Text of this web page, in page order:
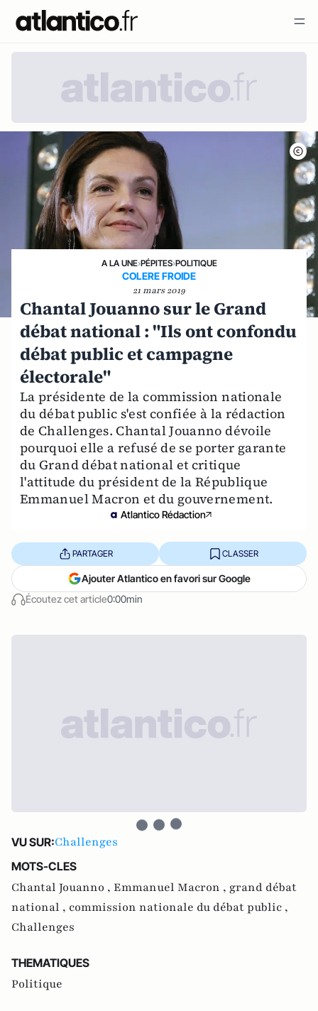
A LA UNE›PÉPITES›POLITIQUE
COLERE FROIDE
21 mars 2019
Chantal Jouanno sur le Grand
débat national : "Ils ont confondu
débat public et campagne
électorale"
La présidente de la commission nationale
du débat public s'est confiée à la rédaction
de Challenges. Chantal Jouanno dévoile
pourquoi elle a refusé de se porter garante
du Grand débat national et critique
l'attitude du président de la République
Emmanuel Macron et du gouvernement.
Atlantico Rédaction
Écoutez cet article0:00min
PARTAGER CLASSER
Ajouter Atlantico en favori sur Google
VU SUR:Challenges
MOTS-CLES
Chantal Jouanno , Emmanuel Macron , grand débat
national , commission nationale du débat public ,
Challenges
THEMATIQUES
Politique